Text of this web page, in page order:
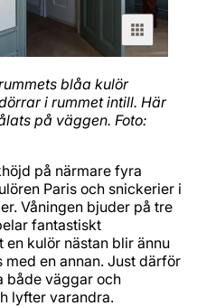
blåa kulör
i rummet intill. Här
på väggen. Foto:
på närmare fyra
Paris och snickerier i
Våningen bjuder på tre
fantastiskt
en kulör nästan blir ännu
en annan. Just därför
både väggar och
lyfter varandra.